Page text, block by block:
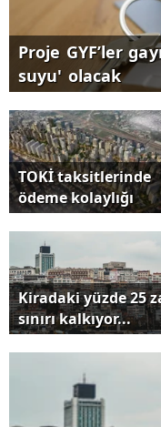
Proje GYF’ler
suyu' olacak
TOKİ taksitlerinde
ödeme kolaylığı
Kiradaki yüzde 25
sınırı kalkıyor...